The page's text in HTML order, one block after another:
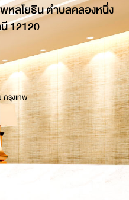
หลโยธิน ตำบลคลองหนึ่ง
12120
กรุงเทพ